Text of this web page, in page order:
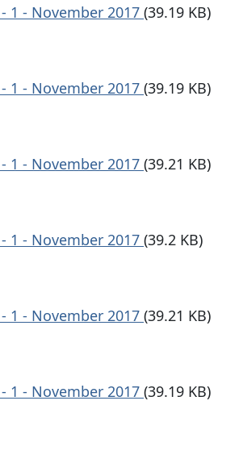
1 - November 2017 (39.19 KB)
1 - November 2017 (39.19 KB)
1 - November 2017 (39.21 KB)
1 - November 2017 (39.2 KB)
1 - November 2017 (39.21 KB)
1 - November 2017 (39.19 KB)